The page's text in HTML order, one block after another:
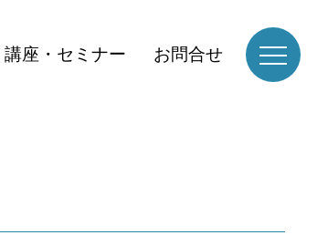
講座・セミナー お問合せ